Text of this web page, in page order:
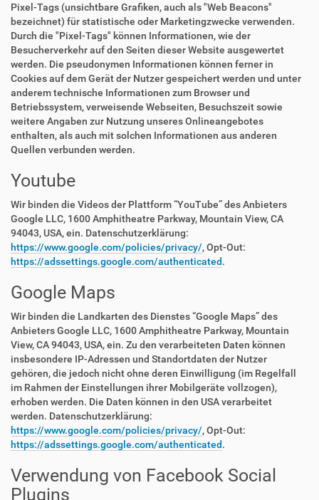
Pixel-Tags (unsichtbare Grafiken, auch als "Web Beacons"
bezeichnet) für statistische oder Marketingzwecke verwenden.
Durch die "Pixel-Tags" können Informationen, wie der
Besucherverkehr auf den Seiten dieser Website ausgewertet
werden. Die pseudonymen Informationen können ferner in
Cookies auf dem Gerät der Nutzer gespeichert werden und unter
anderem technische Informationen zum Browser und
Betriebssystem, verweisende Webseiten, Besuchszeit sowie
weitere Angaben zur Nutzung unseres Onlineangebotes
enthalten, als auch mit solchen Informationen aus anderen
Quellen verbunden werden.
Youtube
Wir binden die Videos der Plattform “YouTube” des Anbieters
Google LLC, 1600 Amphitheatre Parkway, Mountain View, CA
94043, USA, ein. Datenschutzerklärung:
https://www.google.com/policies/privacy/, Opt-Out:
https://adssettings.google.com/authenticated.
Google Maps
Wir binden die Landkarten des Dienstes “Google Maps” des
Anbieters Google LLC, 1600 Amphitheatre Parkway, Mountain
View, CA 94043, USA, ein. Zu den verarbeiteten Daten können
insbesondere IP-Adressen und Standortdaten der Nutzer
gehören, die jedoch nicht ohne deren Einwilligung (im Regelfall
im Rahmen der Einstellungen ihrer Mobilgeräte vollzogen),
erhoben werden. Die Daten können in den USA verarbeitet
werden. Datenschutzerklärung:
https://www.google.com/policies/privacy/, Opt-Out:
https://adssettings.google.com/authenticated.
Verwendung von Facebook Social
Plugins